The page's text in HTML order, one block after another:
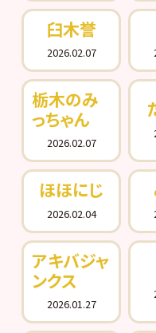
臼木誉
2026.02.07
栃木のみ
っちゃん
2026.02.07
ほほにじ
2026.02.04
アキバジャ
ンクス
2026.01.27